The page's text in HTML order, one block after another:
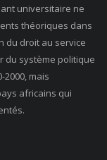
universitaire ne
théoriques dans
du droit au service
du système politique
mais
africains qui